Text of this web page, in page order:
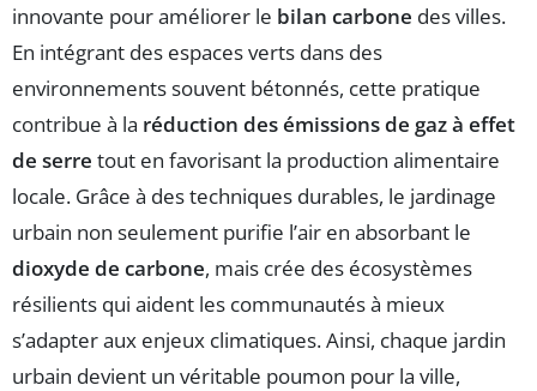
innovante pour améliorer le bilan carbone des villes.
En intégrant des espaces verts dans des
environnements souvent bétonnés, cette pratique
contribue à la réduction des émissions de gaz à effet
de serre tout en favorisant la production alimentaire
locale. Grâce à des techniques durables, le jardinage
urbain non seulement purifie l’air en absorbant le
dioxyde de carbone, mais crée des écosystèmes
résilients qui aident les communautés à mieux
s’adapter aux enjeux climatiques. Ainsi, chaque jardin
urbain devient un véritable poumon pour la ville,